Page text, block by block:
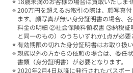
200万円を超えるお取引の際は、顔写真
ます。顔写真が無い身分証明書の場合、
料金の明細 ②社会保険料領収書 ③納税証
と同一のもの）のうちいずれか1点が必要
有効期限の切れた身分証明書はお取り扱い
親族以外の方からの依頼の場合は、委任
書類（身分証明書）が必要となります。
2020年2月4日以降に発行されたパスポ